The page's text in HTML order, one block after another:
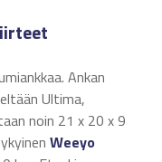
Ankan
Ultima,
noin 21 x 20 x 9
Weeyo